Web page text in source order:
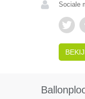
Sociale